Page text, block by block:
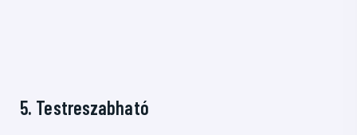
5. Testreszabható